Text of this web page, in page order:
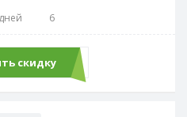
6
скидку